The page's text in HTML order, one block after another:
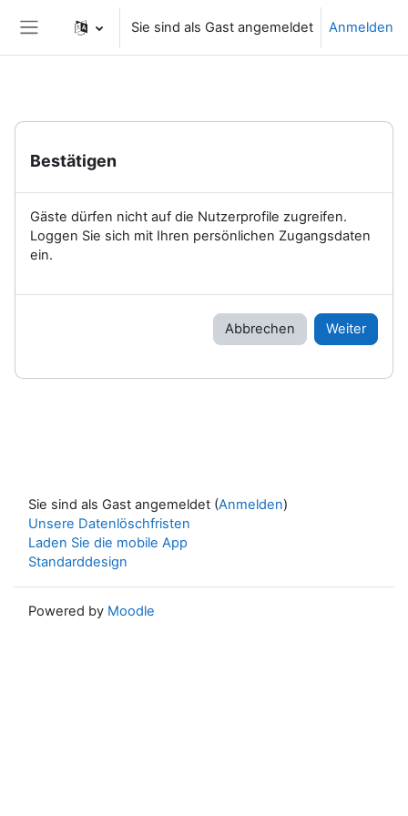
Website-Übersicht
Sie sind als Gast angemeldet Anmelden
Bestätigen
Gäste dürfen nicht auf die Nutzerprofile zugreifen.
Loggen Sie sich mit Ihren persönlichen Zugangsdaten
ein.
Abbrechen Weiter
Sie sind als Gast angemeldet (Anmelden)
Unsere Datenlöschfristen
Laden Sie die mobile App
Standarddesign
Powered by Moodle